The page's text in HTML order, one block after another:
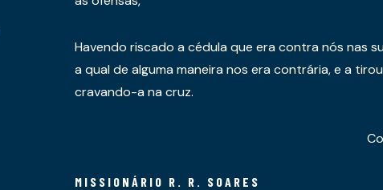
Havendo riscado a cédula que era contra nós nas
a qual de alguma maneira nos era contrária, e a
cravando-a na cruz.
MISSIONÁRIO R. R. SOARES